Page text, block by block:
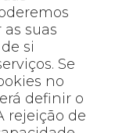
suas
si
Se
no
definir o
rejeição de